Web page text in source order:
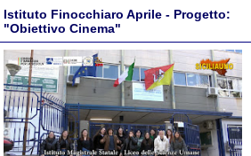
Istituto Finocchiaro Aprile - Progetto:
"Obiettivo Cinema"